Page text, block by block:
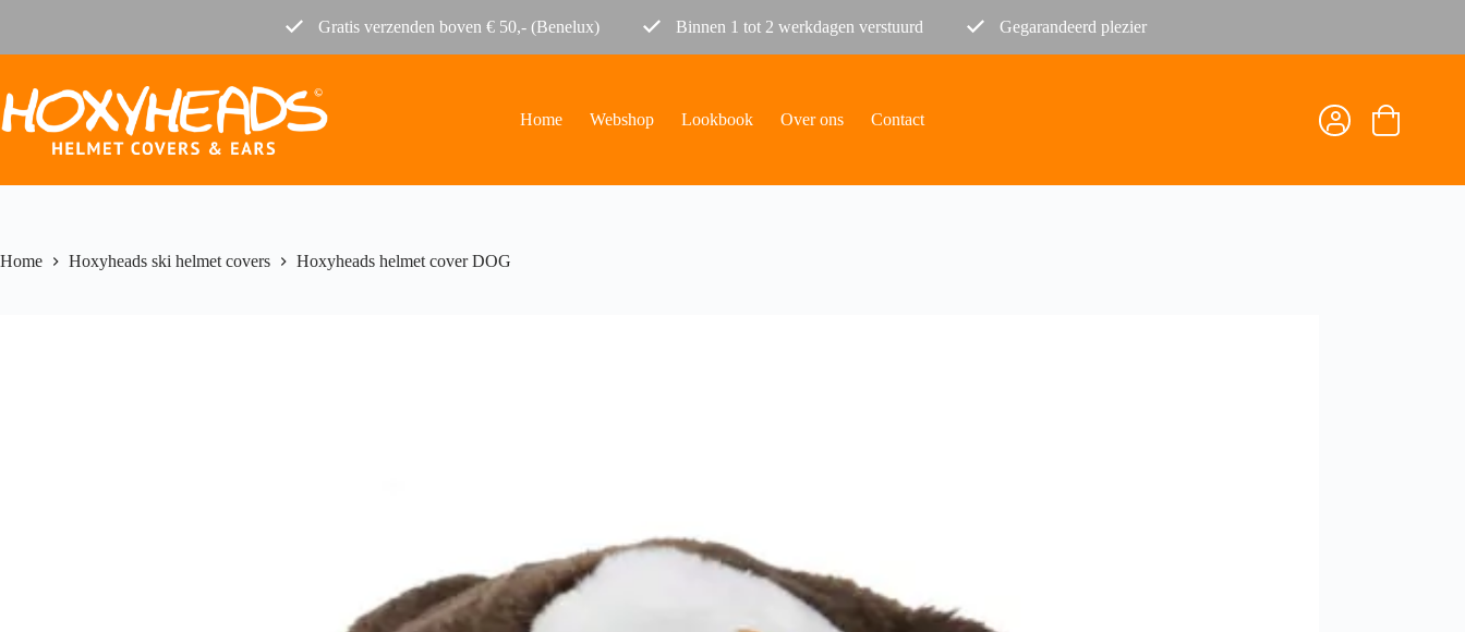
Gratis verzenden boven € 50,- (Benelux) Binnen 1 tot 2 werkdagen verstuurd Gegarandeerd plezier
Home Webshop Lookbook Over ons Contact Winkelwagen
Home Hoxyheads ski helmet covers Hoxyheads helmet cover DOG